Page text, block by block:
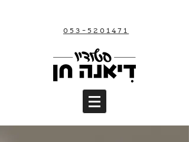
053-5201471